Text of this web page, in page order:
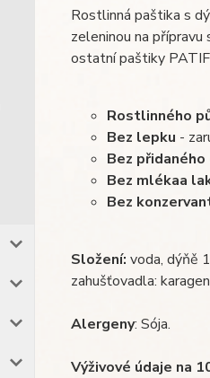
Rostlinná paštika s
zeleninou na
ostatní paštiky
Rostlinného
Bez lepku -
Bez přidaného
Bez mlékaa
Bez
Složení: voda, dýňě
zahušťovadla:
Alergeny: Sója.
Výživové údaje na